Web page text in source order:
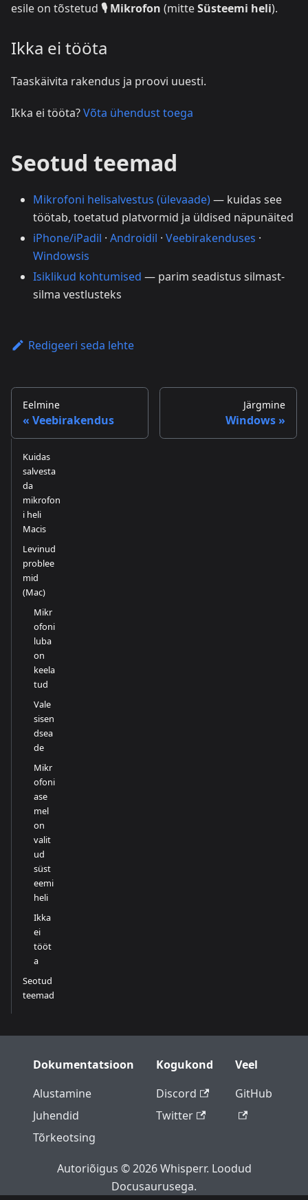
esile on tõstetud 🎙️ Mikrofon (mitteSüsteemi heli).
Ikka ei tööta
Taaskäivita rakendus ja proovi uuesti.
Ikka ei tööta?Võta ühendust toega
Seotud teemad
Mikrofoni helisalvestus (ülevaade)— kuidas see
töötab, toetatud platvormid ja üldised näpunäited
iPhone/iPadil · Androidil · Veebirakenduses ·
Windowsis
Isiklikud kohtumised — parim seadistus silmast-
silma vestlusteks
Redigeeri seda lehte
Eelmine
Veebirakendus
Järgmine
Windows
Kuidas
salvesta
da
mikrofon
i heli
Macis
Levinud
problee
mid
(Mac)
Mikr
ofoni
luba
on
keela
tud
Vale
sisen
dsea
de
Mikr
ofoni
ase
mel
on
valit
ud
süst
eemi
heli
Ikka
ei
tööt
a
Seotud
teemad
Dokumentatsioon
Alustamine
Juhendid
Tõrkeotsing
Kogukond
Discord
Twitter
Veel
GitHub
Autoriõigus © 2026 Whisperr. Loodud
Docusaurusega.